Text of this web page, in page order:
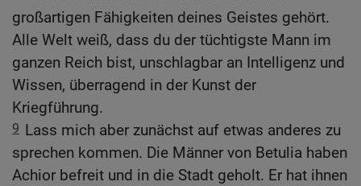
großartigen Fähigkeiten deines Geistes gehört.
Alle Welt weiß, dass du der tüchtigste Mann im
ganzen Reich bist, unschlagbar an Intelligenz und
Wissen, überragend in der Kunst der
Kriegführung.
9 Lass mich aber zunächst auf etwas anderes zu
sprechen kommen. Die Männer von Betulia haben
Achior befreit und in die Stadt geholt. Er hat ihnen